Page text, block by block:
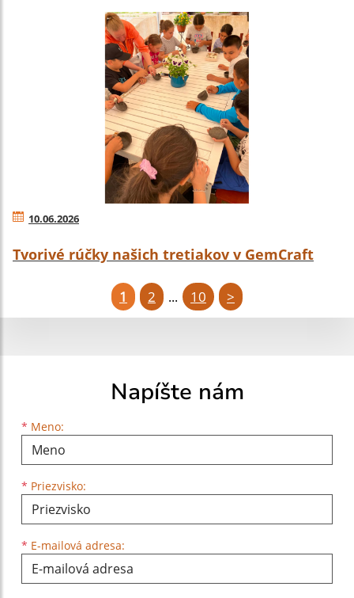
10.06.2026
Tvorivé rúčky našich tretiakov v GemCraft
1 2 ... 10 >
Napíšte nám
* Meno:
Meno
* Priezvisko:
Priezvisko
* E-mailová adresa:
E-mailová adresa